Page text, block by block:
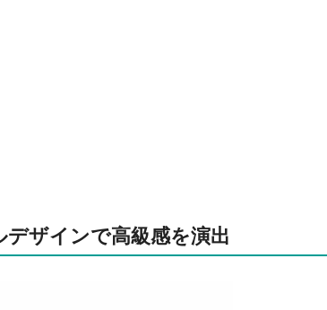
ザインで高級感を演出